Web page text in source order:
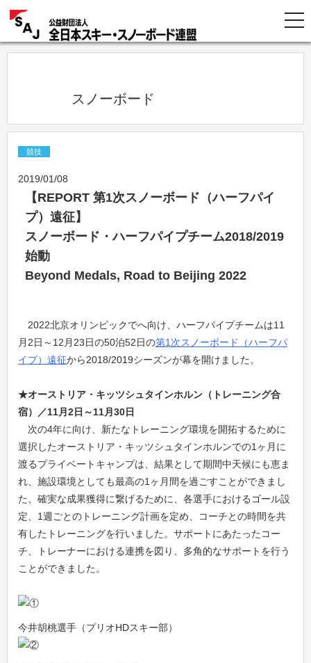
            スノーボード
競技
2019/01/08
【REPORT 第1次スノーボード（ハーフパイ
プ）遠征】
スノーボード・ハーフパイプチーム2018/2019
始動
Beyond Medals, Road to Beijing 2022
2022北京オリンピックでへ向け、ハーフパイプチームは11
月2日～12月23日の50泊52日の第1次スノーボード（ハーフパ
イプ）遠征から2018/2019シーズンが幕を開けました。
★オーストリア・キッツシュタインホルン（トレーニング合
宿）／11月2日～11月30日
次の4年に向け、新たなトレーニング環境を開拓するために
選択したオーストリア・キッツシュタインホルンでの1ヶ月に
渡るプライベートキャンプは、結果として期間中天候にも恵ま
れ、施設環境としても最高の1ヶ月間を過ごすことができまし
た。確実な成果獲得に繋げるために、各選手におけるゴール設
定、1週ごとのトレーニング計画を定め、コーチとの時間を共
有したトレーニングを行いました。サポートにあたったコー
チ、トレーナーにおける連携を図り、多角的なサポートを行う
ことができました。
今井胡桃選手（プリオHDスキー部）